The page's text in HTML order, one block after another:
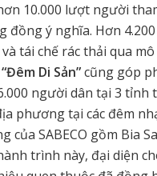
10.000 lượt người
đồng ý nghĩa. Hơn
tái chế rác thải qua
“Đêm Di Sản”cũng góp
người dân tại 3 tỉnh
phương tại các đêm
SABECO gồm Bia
trình này, đại diện